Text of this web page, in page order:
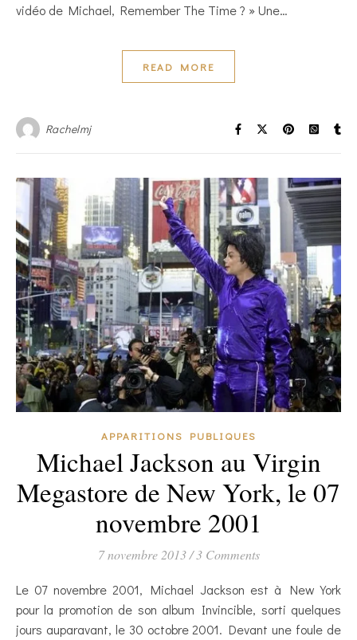
vidéo de Michael, Remember The Time ? » Une…
READ MORE
Rachelmj
APPARITIONS PUBLIQUES
Michael Jackson au Virgin
Megastore de New York, le 07
novembre 2001
7 novembre 2013/ 3 Comments
Le 07 novembre 2001, Michael Jackson est à New York
pour la promotion de son album Invincible, sorti quelques
jours auparavant, le 30 octobre 2001. Devant une foule de